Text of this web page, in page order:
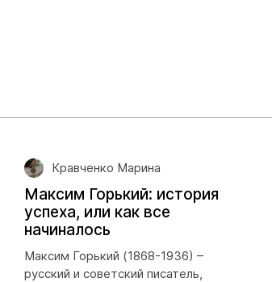
Кравченко Марина
Максим Горький: история
успеха, или как все
начиналось
Максим Горький (1868-1936) –
русский и советский писатель,